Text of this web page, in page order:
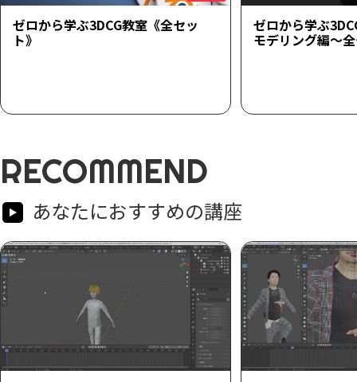
ゼロから学ぶ3DCG教室《全セッ
ト》
ゼロから学ぶ
モデリング編～
RECOMMEND
あなたにおすすめの講座